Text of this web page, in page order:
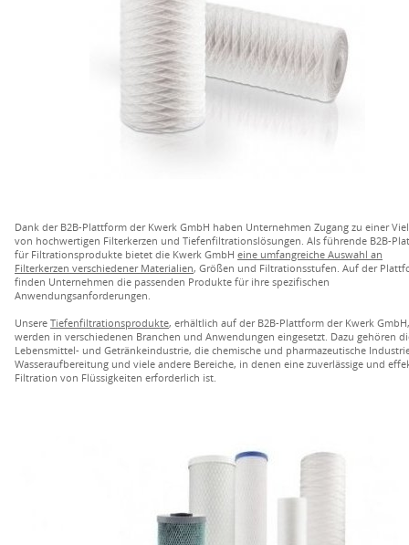
Dank der B2B-Plattform der Kwerk GmbH haben Unternehmen Zugang zu einer
von hochwertigen Filterkerzen und Tiefenfiltrationslösungen. Als führende B2B-
für Filtrationsprodukte bietet die Kwerk GmbH eine umfangreiche Auswahl an
Filterkerzen verschiedener Materialien, Größen und Filtrationsstufen. Auf der
finden Unternehmen die passenden Produkte für ihre spezifischen
Anwendungsanforderungen.
Unsere Tiefenfiltrationsprodukte, erhältlich auf der B2B-Plattform der Kwerk GmbH,
werden in verschiedenen Branchen und Anwendungen eingesetzt. Dazu gehören
Lebensmittel- und Getränkeindustrie, die chemische und pharmazeutische
Wasseraufbereitung und viele andere Bereiche, in denen eine zuverlässige und
Filtration von Flüssigkeiten erforderlich ist.